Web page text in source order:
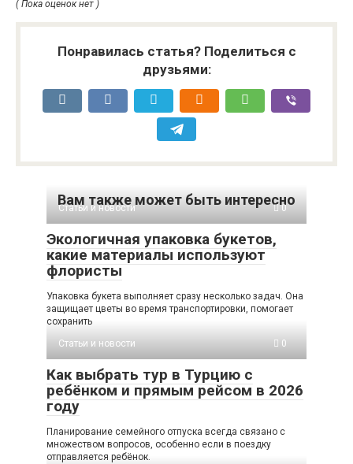
( Пока оценок нет )
Понравилась статья? Поделиться с
друзьями:
Вам также может быть интересно
Статьи и новости 0
Экологичная упаковка букетов,
какие материалы используют
флористы
Упаковка букета выполняет сразу несколько задач. Она
защищает цветы во время транспортировки, помогает
сохранить
Статьи и новости
0
Как выбрать тур в Турцию с
ребёнком и прямым рейсом в 2026
году
Планирование семейного отпуска всегда связано с
множеством вопросов, особенно если в поездку
отправляется ребёнок.